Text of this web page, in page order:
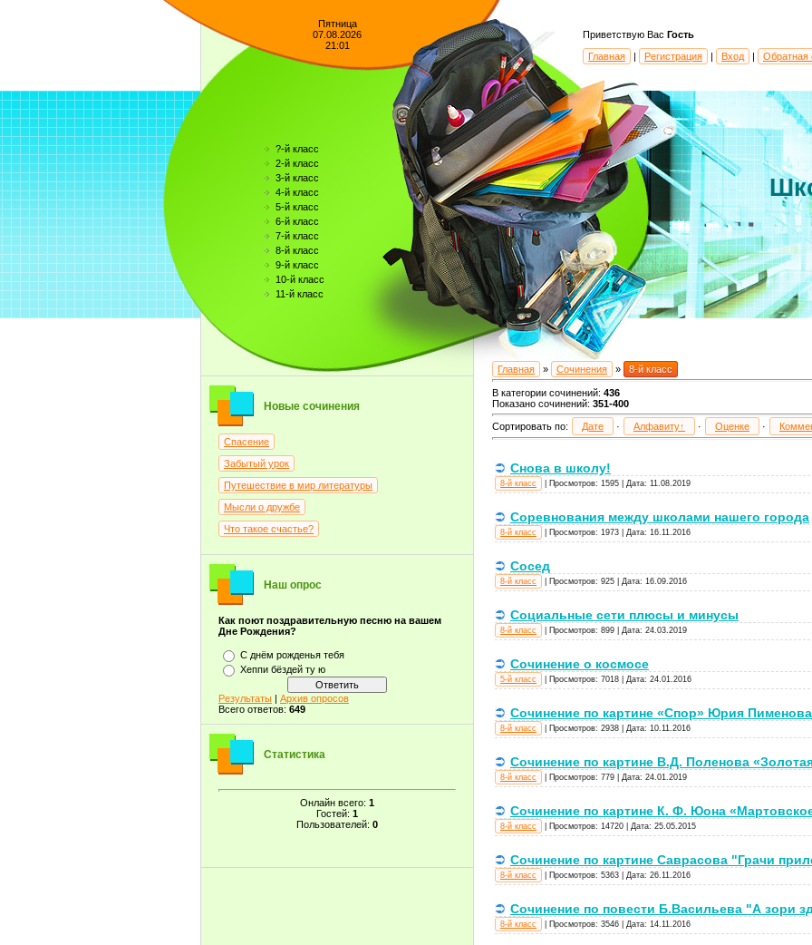
Пятница
07.08.2026
21:01
?-й класс
2-й класс
3-й класс
4-й класс
5-й класс
6-й класс
7-й класс
8-й класс
9-й класс
10-й класс
11-й класс
Новые сочинения
Спасение
Забытый урок
Путешествие в мир литературы
Мысли о дружбе
Что такое счастье?
Наш опрос
Как поют поздравительную песню на вашем
Дне Рождения?
С днём рожденья тебя
Хеппи бёздей ту ю
Результаты | Архив опросов
Всего ответов: 649
Статистика
Онлайн всего: 1
Гостей: 1
Пользователей: 0
Приветствую Вас Гость
Главная
| Регистрация | Вход | Обратная
Главная » Сочинения » 8-й класс
В категории сочинений: 436
Показано сочинений: 351-400
Сортировать по: Дате · Алфавиту · Оценке ·
Снова в школу!
8-й класс Просмотров: 1595 Дата: 11.08.2019
Соревнования между школами нашего города
8-й класс Просмотров: 1973 Дата: 16.11.2016
Сосед
8-й класс Просмотров: 925 Дата: 16.09.2016
Социальные сети плюсы и минусы
8-й класс Просмотров: 899 Дата: 24.03.2019
Сочинение о космосе
5-й класс Просмотров: 7018 Дата: 24.01.2016
Сочинение по картине «Спор» Юрия Пименова
8-й класс Просмотров: 2938 Дата: 10.11.2016
Сочинение по картине В.Д. Поленова
8-й класс Просмотров: 779 Дата: 24.01.2019
Сочинение по картине К. Ф. Юона
8-й класс Просмотров: 14720 Дата: 25.05.2015
Сочинение по картине Саврасова "Грачи
8-й класс Просмотров: 5363 Дата: 26.11.2016
Сочинение по повести Б.Васильева "А зори
8-й класс Просмотров: 3546 Дата: 14.11.2016